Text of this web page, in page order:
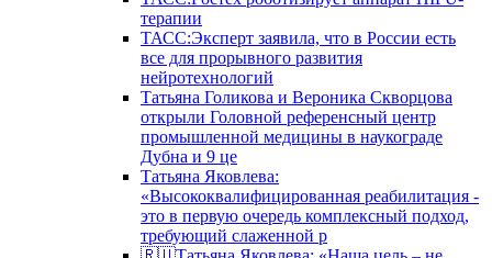
терапии
ТАСС:Эксперт заявила, что в России есть
все для прорывного развития
нейротехнологий
Татьяна Голикова и Вероника Скворцова
открыли Головной референсный центр
промышленной медицины в наукограде
Дубна и 9 це
Татьяна Яковлева:
«Высококвалифицированная реабилитация -
это в первую очередь комплексный подход,
требующий слаженной р